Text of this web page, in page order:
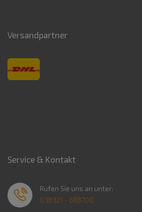
Versandpartner
Service & Kontakt
Rufen Sie uns an unter:
038321 - 688700